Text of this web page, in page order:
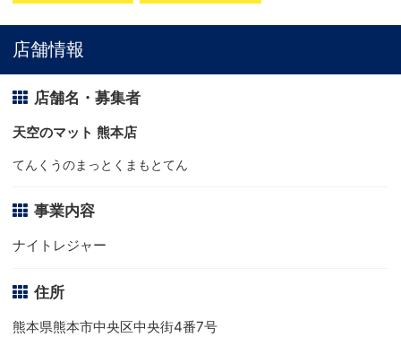
店舗情報
店舗名・募集者
天空のマット 熊本店
てんくうのまっとくまもとてん
事業内容
ナイトレジャー
住所
熊本県熊本市中央区中央街4番7号